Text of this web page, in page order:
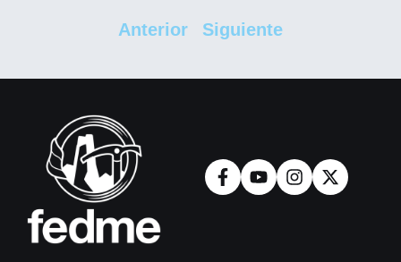
Anterior Siguiente